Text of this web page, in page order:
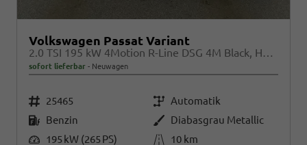
Volkswagen Passat Variant
2.0 TSI 195 kW 4Motion R-Line DSG 4M Black, HUD, AHK, Navi, IQ.Light, AreaView, Winter, el. Klappe, sofort
sofort lieferbar Neuwagen
Fahrzeugnr. 25465 Getriebe Automatik
Kraftstoff Benzin Außenfarbe Diabasgrau Metallic
Leistung 195 kW (265 PS) Kilometerstand 10 km